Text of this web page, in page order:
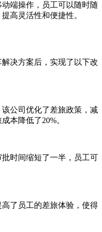
端操作，员工可以随时随
高灵活性和便捷性。
决方案后，实现了以下改
公司优化了差旅政策，减
本降低了20%。
时间缩短了一半，员工可
了员工的差旅体验，使得